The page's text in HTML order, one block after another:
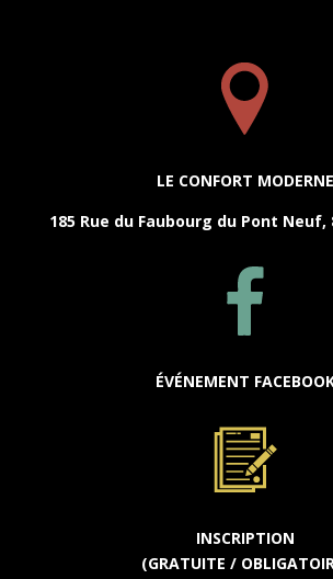
LE CONFORT MODERNE
185 Rue du Faubourg du Pont Neuf,
ÉVÉNEMENT
INSCRIPTION
(GRATUITE /